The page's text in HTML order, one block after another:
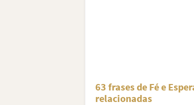
63 frases de Fé e
relacionadas